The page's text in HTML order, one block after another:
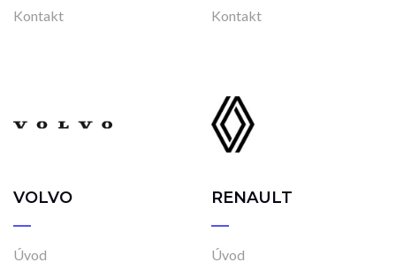
Kontakt
Kontakt
VOLVO
Úvod
RENAULT
Úvod